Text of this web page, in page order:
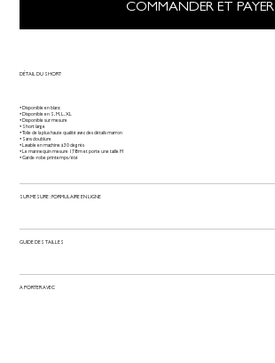
COMMANDER ET PAYER
DÉTAIL DU SHORT
• Disponible en blanc
• Disponible en S, M, L, XL
• Disponible sur mesure
• Short large
• Toile de la plus haute qualité avec des détails marron
• Sans doublure
• Lavable en machine à 30 degrés
• Le mannequin mesure 178 m et porte une taille M
• Garde-robe printemps/été
SUR MESURE : FORMULAIRE EN LIGNE
GUIDE DES TAILLES
A PORTER AVEC